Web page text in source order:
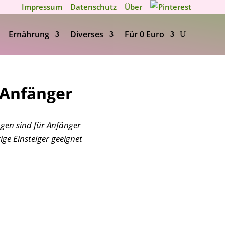
Impressum Datenschutz Über
Ernährung Diverses Für 0 Euro
sind für Anfänger
Einsteiger geeignet